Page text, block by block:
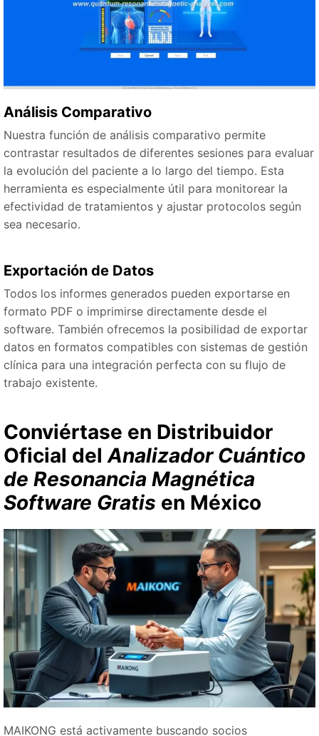
Análisis Comparativo
Nuestra función de análisis comparativo permite
contrastar resultados de diferentes sesiones para evaluar
la evolución del paciente a lo largo del tiempo. Esta
herramienta es especialmente útil para monitorear la
efectividad de tratamientos y ajustar protocolos según
sea necesario.
Exportación de Datos
Todos los informes generados pueden exportarse en
formato PDF o imprimirse directamente desde el
software. También ofrecemos la posibilidad de exportar
datos en formatos compatibles con sistemas de gestión
clínica para una integración perfecta con su flujo de
trabajo existente.
Conviértase en Distribuidor
Oficial delAnalizador Cuántico
de Resonancia Magnética
Software Gratis en México
MAIKONG está activamente buscando socios